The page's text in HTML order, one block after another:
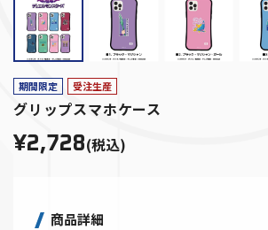
期間限定 受注生産
グリップスマホケース
¥2,728(税込)
商品詳細